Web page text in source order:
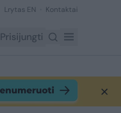
Lrytas EN Kontaktai
Prisijungti